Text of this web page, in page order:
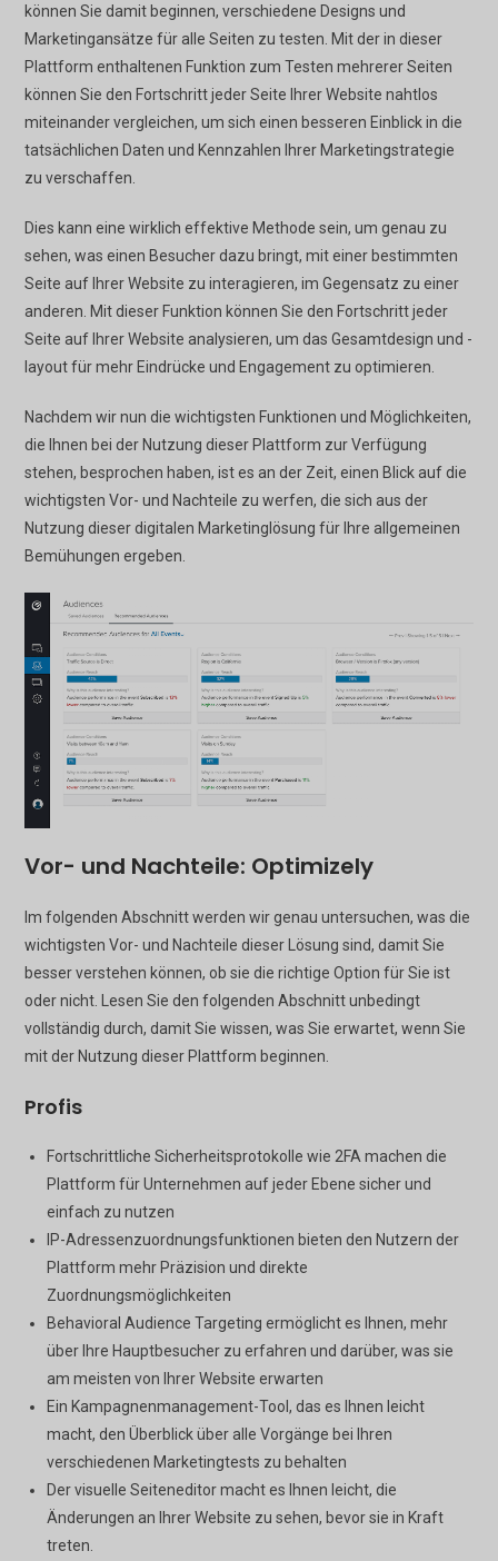
können Sie damit beginnen, verschiedene Designs und
Marketingansätze für alle Seiten zu testen. Mit der in dieser
Plattform enthaltenen Funktion zum Testen mehrerer Seiten
können Sie den Fortschritt jeder Seite Ihrer Website nahtlos
miteinander vergleichen, um sich einen besseren Einblick in die
tatsächlichen Daten und Kennzahlen Ihrer Marketingstrategie
zu verschaffen.
Dies kann eine wirklich effektive Methode sein, um genau zu
sehen, was einen Besucher dazu bringt, mit einer bestimmten
Seite auf Ihrer Website zu interagieren, im Gegensatz zu einer
anderen. Mit dieser Funktion können Sie den Fortschritt jeder
Seite auf Ihrer Website analysieren, um das Gesamtdesign und -
layout für mehr Eindrücke und Engagement zu optimieren.
Nachdem wir nun die wichtigsten Funktionen und Möglichkeiten,
die Ihnen bei der Nutzung dieser Plattform zur Verfügung
stehen, besprochen haben, ist es an der Zeit, einen Blick auf die
wichtigsten Vor- und Nachteile zu werfen, die sich aus der
Nutzung dieser digitalen Marketinglösung für Ihre allgemeinen
Bemühungen ergeben.
Vor- und Nachteile: Optimizely
Im folgenden Abschnitt werden wir genau untersuchen, was die
wichtigsten Vor- und Nachteile dieser Lösung sind, damit Sie
besser verstehen können, ob sie die richtige Option für Sie ist
oder nicht. Lesen Sie den folgenden Abschnitt unbedingt
vollständig durch, damit Sie wissen, was Sie erwartet, wenn Sie
mit der Nutzung dieser Plattform beginnen.
Profis
Fortschrittliche Sicherheitsprotokolle wie 2FA machen die
Plattform für Unternehmen auf jeder Ebene sicher und
einfach zu nutzen
IP-Adressenzuordnungsfunktionen bieten den Nutzern der
Plattform mehr Präzision und direkte
Zuordnungsmöglichkeiten
Behavioral Audience Targeting ermöglicht es Ihnen, mehr
über Ihre Hauptbesucher zu erfahren und darüber, was sie
am meisten von Ihrer Website erwarten
Ein Kampagnenmanagement-Tool, das es Ihnen leicht
macht, den Überblick über alle Vorgänge bei Ihren
verschiedenen Marketingtests zu behalten
Der visuelle Seiteneditor macht es Ihnen leicht, die
Änderungen an Ihrer Website zu sehen, bevor sie in Kraft
treten.